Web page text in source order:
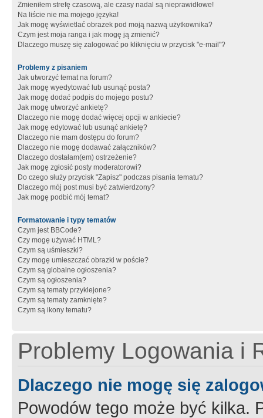
Zmieniłem strefę czasową, ale czasy nadal są nieprawidłowe!
Na liście nie ma mojego języka!
Jak mogę wyświetlać obrazek pod moją nazwą użytkownika?
Czym jest moja ranga i jak mogę ją zmienić?
Dlaczego muszę się zalogować po kliknięciu w przycisk "e-mail"?
Problemy z pisaniem
Jak utworzyć temat na forum?
Jak mogę wyedytować lub usunąć posta?
Jak mogę dodać podpis do mojego postu?
Jak mogę utworzyć ankietę?
Dlaczego nie mogę dodać więcej opcji w ankiecie?
Jak mogę edytować lub usunąć ankietę?
Dlaczego nie mam dostępu do forum?
Dlaczego nie mogę dodawać załączników?
Dlaczego dostałam(em) ostrzeżenie?
Jak mogę zgłosić posty moderatorowi?
Do czego służy przycisk "Zapisz" podczas pisania tematu?
Dlaczego mój post musi być zatwierdzony?
Jak mogę podbić mój temat?
Formatowanie i typy tematów
Czym jest BBCode?
Czy mogę używać HTML?
Czym są uśmieszki?
Czy mogę umieszczać obrazki w poście?
Czym są globalne ogłoszenia?
Czym są ogłoszenia?
Czym są tematy przyklejone?
Czym są tematy zamknięte?
Czym są ikony tematu?
Problemy Logowania i
Dlaczego nie mogę się
Powodów tego może być kilka.